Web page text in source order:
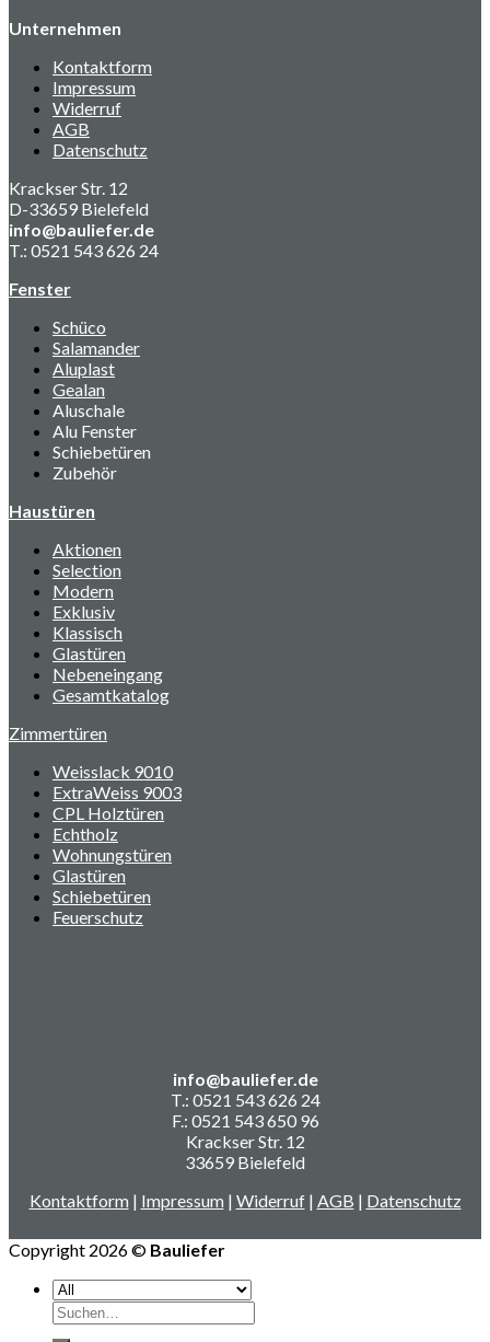
Unternehmen
Kontaktform
Impressum
Widerruf
AGB
Datenschutz
Krackser Str. 12
D-33659 Bielefeld
info@bauliefer.de
T.: 0521 543 626 24
Fenster
Schüco
Salamander
Aluplast
Gealan
Aluschale
Alu Fenster
Schiebetüren
Zubehör
Haustüren
Aktionen
Selection
Modern
Exklusiv
Klassisch
Glastüren
Nebeneingang
Gesamtkatalog
Zimmertüren
Weisslack 9010
ExtraWeiss 9003
CPL Holztüren
Echtholz
Wohnungstüren
Glastüren
Schiebetüren
Feuerschutz
info@bauliefer.de
T.: 0521 543 626 24
F.: 0521 543 650 96
Krackser Str. 12
33659 Bielefeld
Kontaktform | Impressum | Widerruf| AGB | Datenschutz
Copyright 2026 © Bauliefer
Suchen
nach: